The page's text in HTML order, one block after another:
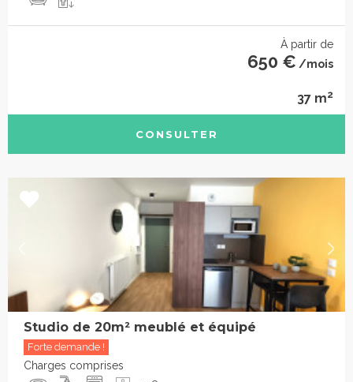
À partir de
650 € /mois
37 m2
CONSULTER
Studio de 20m² meublé et équipé
Forte demande !
Charges comprises